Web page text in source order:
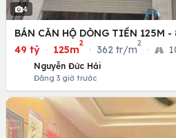
4
BÁN CĂN HỘ DÒNG TIỀN 125M
49 tỷ · 125m
2
· 362 tr/m
2
·
Nguyễn Đức Hải
Đăng 3 giờ trước